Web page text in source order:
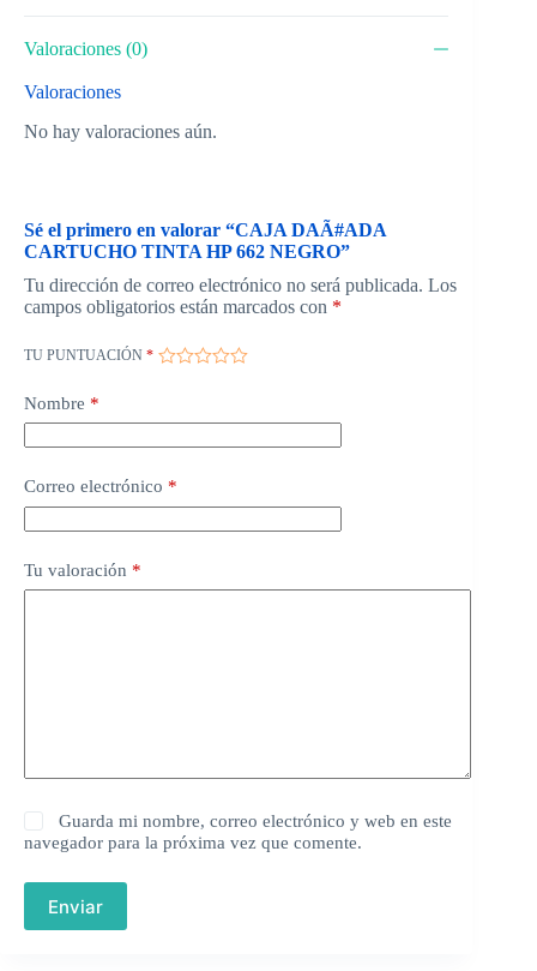
Valoraciones (0)
Valoraciones
No hay valoraciones aún.
Sé el primero en valorar “CAJA DAÃ#ADA
CARTUCHO TINTA HP 662 NEGRO”
Tu dirección de correo electrónico no será publicada. Los
campos obligatorios están marcados con *
TU PUNTUACIÓN *
Nombre *
Correo electrónico *
Tu valoración *
Guarda mi nombre, correo electrónico y web en este
navegador para la próxima vez que comente.
Enviar